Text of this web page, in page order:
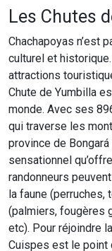
Les Chutes
Chachapoyas n’est
culturel et
attractions
Chute de Yumbilla
monde. Avec ses
qui traverse les
province de
sensationnel
randonneurs
la faune (perruches,
(palmiers, fougères
etc). Pour réjoindre
Cuispes est le point